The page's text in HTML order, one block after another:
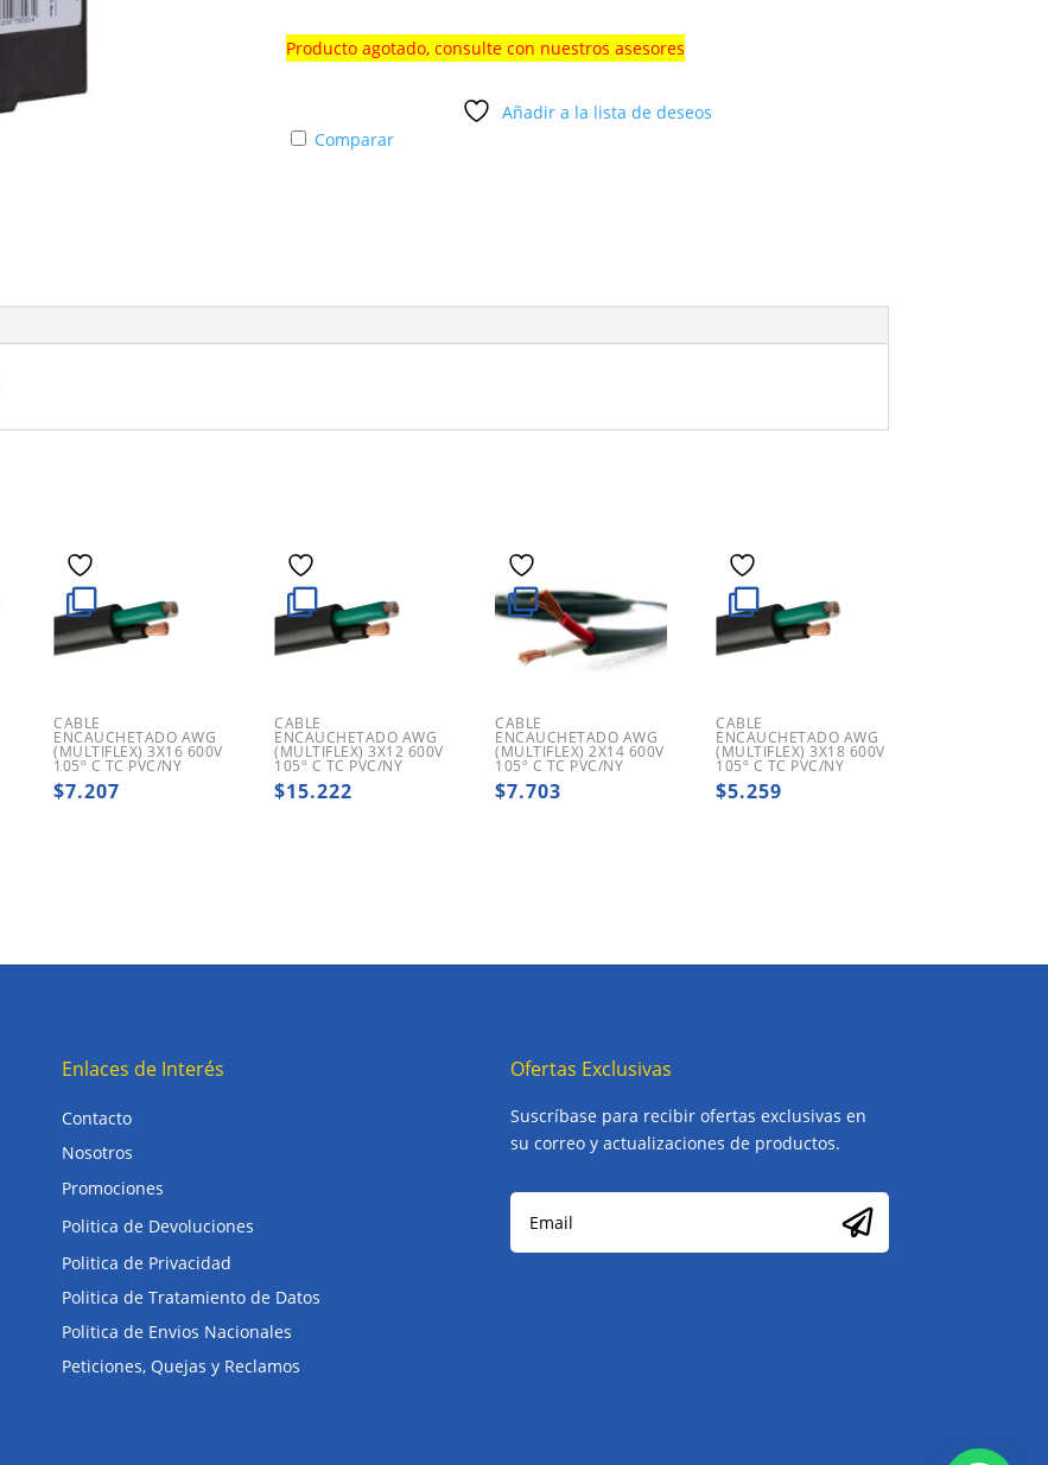
Producto agotado, consulte con nuestros asesores
Añadir a la lista de deseos
Comparar
CABLE
ENCAUCHETADO AWG
(MULTIFLEX) 3X16 600V
105º C TC PVC/NY
$7.207
CABLE
ENCAUCHETADO AWG
(MULTIFLEX) 3X12 600V
105º C TC PVC/NY
$15.222
CABLE
ENCAUCHETADO AWG
(MULTIFLEX) 2X14 600V
105º C TC PVC/NY
$7.703
CABLE
ENCAUCHETADO AWG
(MULTIFLEX) 3X18 600V
105º C TC PVC/NY
$5.259
Enlaces de Interés
Contacto
Nosotros
Promociones
Politica de Devoluciones
Politica de Privacidad
Politica de Tratamiento de Datos
Politica de Envios Nacionales
Peticiones, Quejas y Reclamos
Ofertas Exclusivas
Suscríbase para recibir ofertas exclusivas en
su correo y actualizaciones de productos.